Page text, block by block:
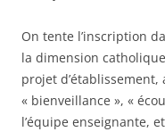
On tente l’inscription
la dimension
projet
« bienveillance », «
l’équipe enseignante,